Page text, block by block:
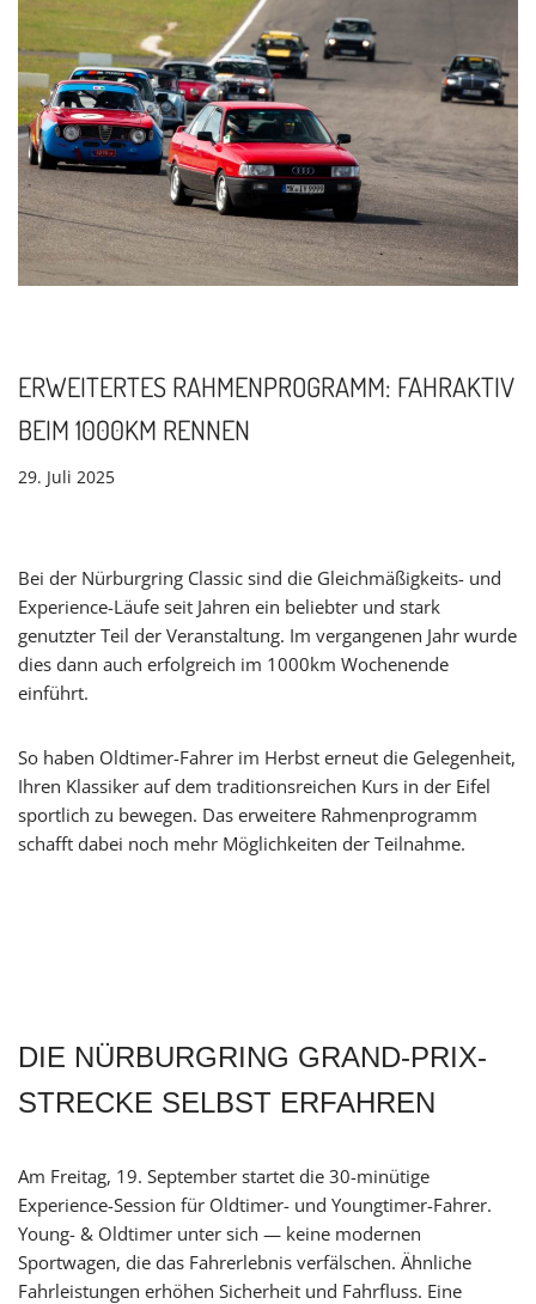
ERWEITERTES RAHMENPROGRAMM: FAHRAKTIV
BEIM 1000KM RENNEN
29. Juli 2025
Bei der Nürburgring Classic sind die Gleichmäßigkeits- und
Experience-Läufe seit Jahren ein beliebter und stark
genutzter Teil der Veranstaltung. Im vergangenen Jahr wurde
dies dann auch erfolgreich im 1000km Wochenende
einführt.
So haben Oldtimer-Fahrer im Herbst erneut die Gelegenheit,
Ihren Klassiker auf dem traditionsreichen Kurs in der Eifel
sportlich zu bewegen. Das erweitere Rahmenprogramm
schafft dabei noch mehr Möglichkeiten der Teilnahme.
DIE NÜRBURGRING GRAND-PRIX-
STRECKE SELBST ERFAHREN
Am Freitag, 19. September startet die 30-minütige
Experience-Session für Oldtimer- und Youngtimer-Fahrer.
Young- & Oldtimer unter sich — keine modernen
Sportwagen, die das Fahrerlebnis verfälschen. Ähnliche
Fahrleistungen erhöhen Sicherheit und Fahrfluss. Eine